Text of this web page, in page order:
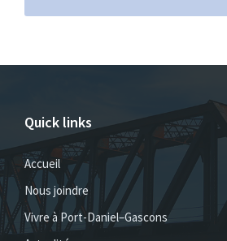
Quick links
Accueil
Nous joindre
Vivre à Port-Daniel–Gascons